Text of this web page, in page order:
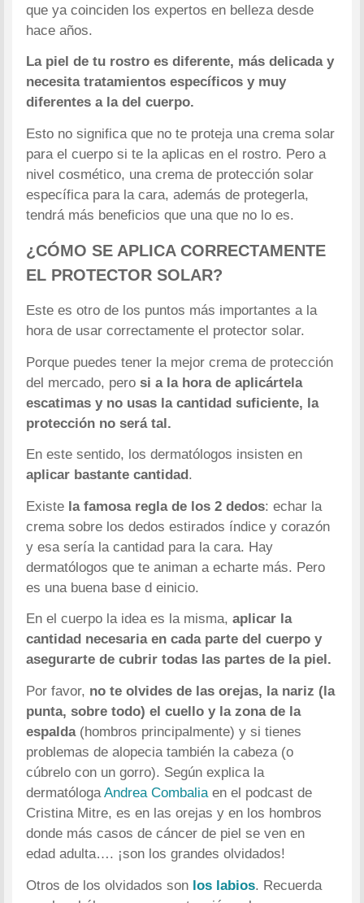
que ya coinciden los expertos en belleza desde
hace años.
La piel de tu rostro es diferente, más delicada y
necesita tratamientos específicos y muy
diferentes a la del cuerpo.
Esto no significa que no te proteja una crema solar
para el cuerpo si te la aplicas en el rostro. Pero a
nivel cosmético, una crema de protección solar
específica para la cara, además de protegerla,
tendrá más beneficios que una que no lo es.
¿CÓMO SE APLICA CORRECTAMENTE
EL PROTECTOR SOLAR?
Este es otro de los puntos más importantes a la
hora de usar correctamente el protector solar.
Porque puedes tener la mejor crema de protección
del mercado, perosi a la hora de aplicártela
escatimas y no usas la cantidad suficiente, la
protección no será tal.
En este sentido, los dermatólogos insisten en
aplicar bastante cantidad .
Existe la famosa regla de los 2 dedos: echar la
crema sobre los dedos estirados índice y corazón
y esa sería la cantidad para la cara. Hay
dermatólogos que te animan a echarte más. Pero
es una buena base d einicio.
En el cuerpo la idea es la misma,aplicar la
cantidad necesaria en cada parte del cuerpo y
asegurarte de cubrir todas las partes de la piel.
Por favor, no te olvides de las orejas, la nariz (la
punta, sobre todo) el cuello y la zona de la
espalda(hombros principalmente) y si tienes
problemas de alopecia también la cabeza (o
cúbrelo con un gorro). Según explica la
dermatólogaAndrea Combaliaen el podcast de
Cristina Mitre, es en las orejas y en los hombros
donde más casos de cáncer de piel se ven en
edad adulta…. ¡son los grandes olvidados!
Otros de los olvidados son los labios. Recuerda